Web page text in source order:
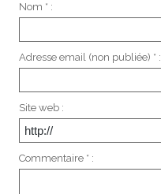
Nom * :
Adresse email (non publiée) * :
Site web :
Commentaire * :